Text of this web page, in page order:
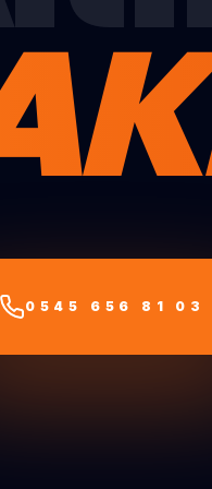
0545 656 81 03